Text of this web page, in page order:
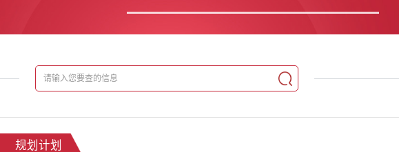
规划计划